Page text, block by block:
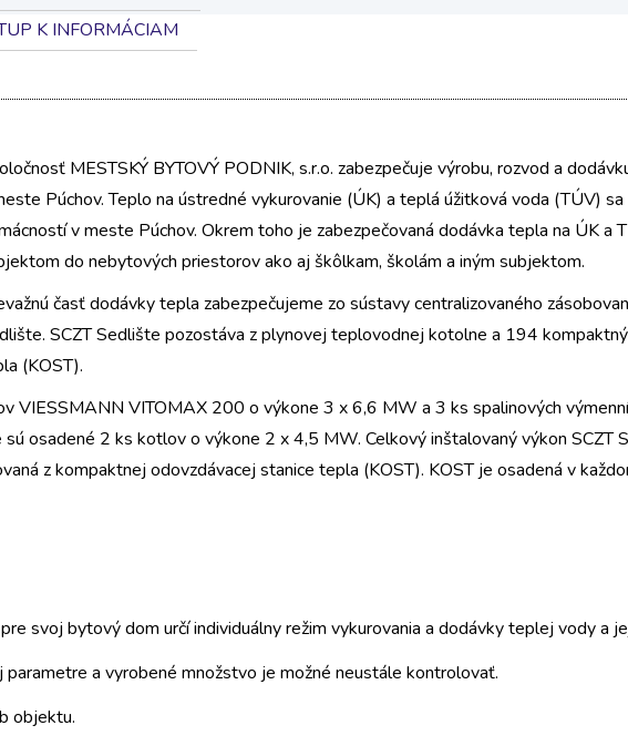
K INFORMÁCIAM
MESTSKÝ BYTOVÝ PODNIK, s.r.o. zabezpečuje výrobu, rozvod a
Púchov. Teplo na ústredné vykurovanie (ÚK) a teplá úžitková voda (TÚV)
v meste Púchov. Okrem toho je zabezpečovaná dodávka tepla na ÚK a
do nebytových priestorov ako aj škôlkam, školám a iným subjektom.
časť dodávky tepla zabezpečujeme zo sústavy centralizovaného
SCZT Sedlište pozostáva z plynovej teplovodnej kotolne a 194
(KOST).
VIESSMANN VITOMAX 200 o výkone 3 x 6,6 MW a 3 ks spalinových
osadené 2 ks kotlov o výkone 2 x 4,5 MW. Celkový inštalovaný výkon SCZT
z kompaktnej odovzdávacej stanice tepla (KOST). KOST je osadená v
svoj bytový dom určí individuálny režim vykurovania a dodávky teplej vody a
a vyrobené množstvo je možné neustále kontrolovať.
objektu.